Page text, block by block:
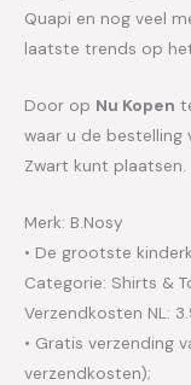
Quapi en nog veel
laatste trends op
Door op Nu Kopen
waar u de bestelling
Zwart kunt plaatsen.
Merk: B.Nosy
• De grootste
Categorie: Shirts &
Verzendkosten NL:
• Gratis verzending
verzendkosten);